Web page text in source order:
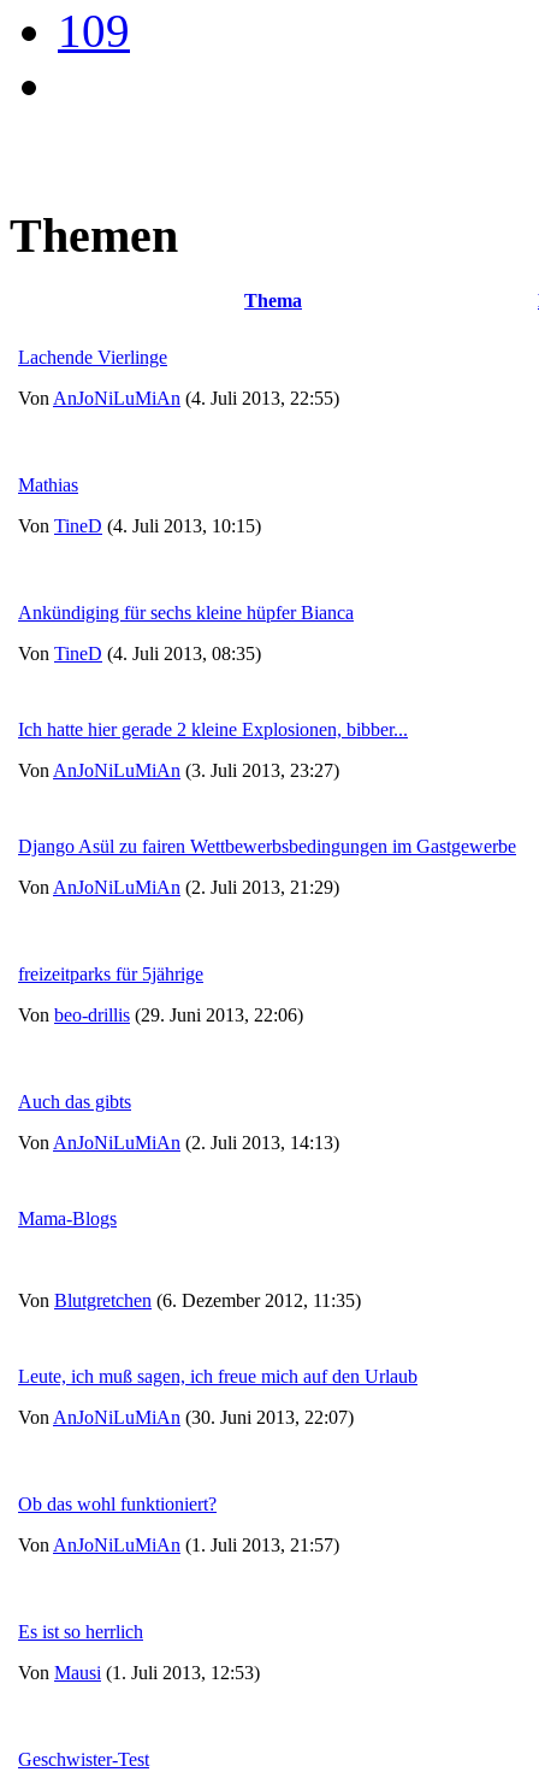
109
Themen
Thema
Lachende Vierlinge
Von AnJoNiLuMiAn (4. Juli 2013, 22:55)
Mathias
Von TineD (4. Juli 2013, 10:15)
Ankündiging für sechs kleine hüpfer Bianca
Von TineD (4. Juli 2013, 08:35)
Ich hatte hier gerade 2 kleine Explosionen, bibber...
Von AnJoNiLuMiAn (3. Juli 2013, 23:27)
Django Asül zu fairen Wettbewerbsbedingungen im Gastgewerbe
Von AnJoNiLuMiAn (2. Juli 2013, 21:29)
freizeitparks für 5jährige
Von beo-drillis (29. Juni 2013, 22:06)
Auch das gibts
Von AnJoNiLuMiAn (2. Juli 2013, 14:13)
Mama-Blogs
Von Blutgretchen (6. Dezember 2012, 11:35)
Leute, ich muß sagen, ich freue mich auf den Urlaub
Von AnJoNiLuMiAn (30. Juni 2013, 22:07)
Ob das wohl funktioniert?
Von AnJoNiLuMiAn (1. Juli 2013, 21:57)
Es ist so herrlich
Von Mausi (1. Juli 2013, 12:53)
Geschwister-Test